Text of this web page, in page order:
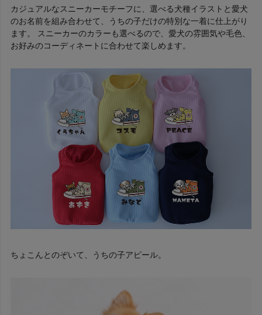
カジュアルなスニーカーモチーフに、選べる犬種イラストと愛犬
のお名前を組み合わせて、うちの子だけの特別な一着に仕上がり
ます。 スニーカーのカラーも選べるので、愛犬の雰囲気や毛色、
お好みのコーディネートに合わせて楽しめます。
ちょこんとのぞいて、うちの子アピール。